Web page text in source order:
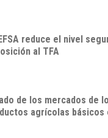
reduce el nivel
al TFA
de los mercados de
agrícolas básicos